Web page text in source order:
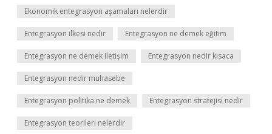
Ekonomik entegrasyon aşamaları nelerdir
Entegrasyon ilkesi nedir Entegrasyon ne demek eğitim
Entegrasyon ne demek iletişim Entegrasyon nedir kısaca
Entegrasyon nedir muhasebe
Entegrasyon politika ne demek Entegrasyon stratejisi nedir
Entegrasyon teorileri nelerdir